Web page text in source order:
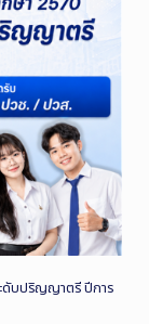
ดับปริญญาตรี ปีการ